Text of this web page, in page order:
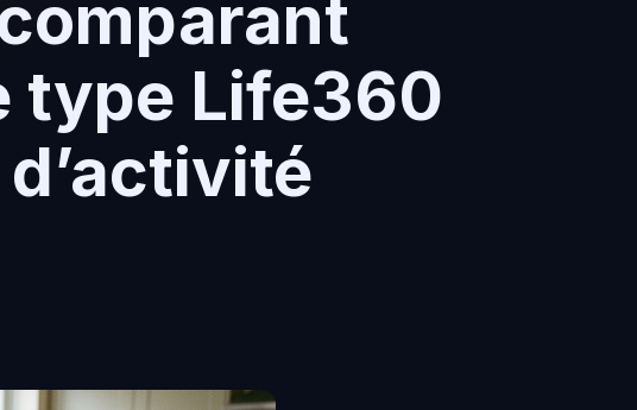
type Life360